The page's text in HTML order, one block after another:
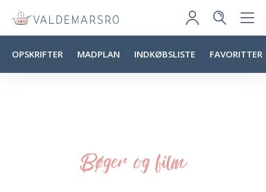
OPSKRIFTER MADPLAN INDKØBSLISTE FAVORITTER
Bøger og film